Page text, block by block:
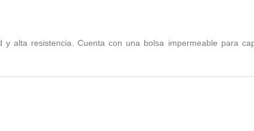
alta resistencia. Cuenta con una bolsa impermeable para